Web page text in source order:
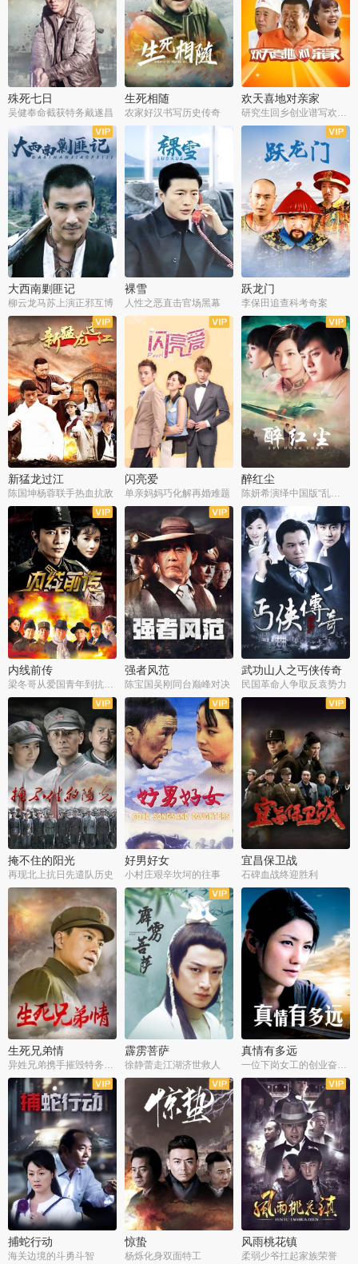
殊死七日
吴健奉命截获特务戴遂昌
生死相随
农家好汉书写历史传奇
欢天喜地对亲家
大西南剿匪记
柳云龙马苏上演正邪互博
全21集
裸雪
人性之恶直击官场黑幕
全30集
跃龙门
李保田追查科考奇案
全36集
新猛龙过江
陈国坤杨蓉联手热血抗敌
全37集
闪亮爱
单亲妈妈巧化解再婚难题
全30集
醉红尘
陈妍希演绎中国版“乱世佳人”
全30集
内线前传
全30集
强者风范
陈宝国吴刚同台巅峰对决
全30集
武功山人之丐侠传奇
民国革命人争取反袁势力
全38集
掩不住的阳光
再现北上抗日先遣队历史
全9集
好男好女
小村庄艰辛坎坷的往事
全35集
宜昌保卫战
石碑血战终迎胜利
全37集
生死兄弟情
异姓兄弟携手摧毁特务阴谋
全40集
霹雳菩萨
徐静蕾走江湖济世救人
全25集
真情有多远
一位下岗女工的创业奋斗史
全22集
捕蛇行动
海关边境的斗勇斗智
全39集
惊蛰
杨烁化身双面特工
全36集
风雨桃花镇
柔弱少爷扛起家族荣誉